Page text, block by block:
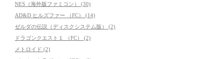
NES（海外版ファミコン） (30)
AD&D ヒルズファー （FC） (14)
ゼルダの伝説（ディスクシステム版） (2)
ドラゴンクエスト１ （FC） (2)
メトロイド (2)